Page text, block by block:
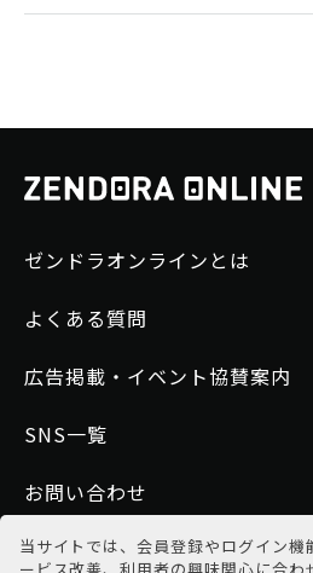
当サイトでは、会員登録やログイン機
ゼンドラオンラインとは
よくある質問
広告掲載・イベント協賛案内
SNS一覧
お問い合わせ